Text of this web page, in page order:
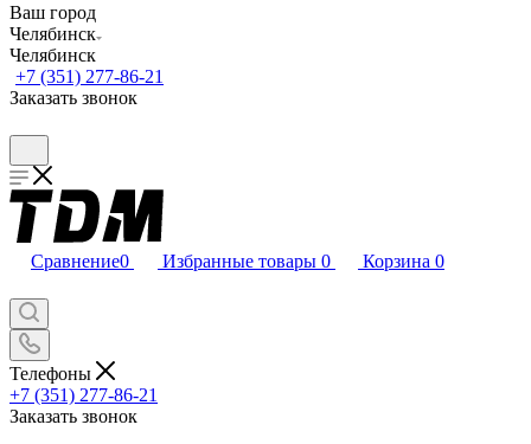
Ваш город
Челябинск
Челябинск
+7 (351) 277-86-21
Заказать звонок
Сравнение0 Избранные товары 0 Корзина 0
Телефоны
+7 (351) 277-86-21
Заказать звонок